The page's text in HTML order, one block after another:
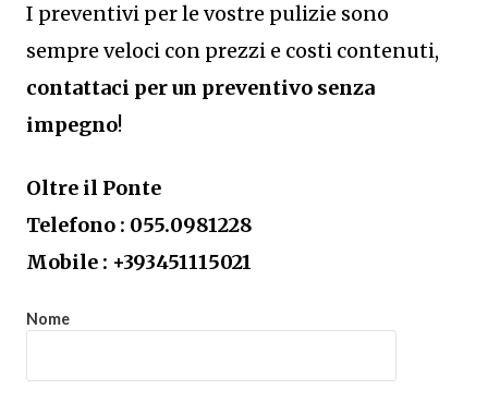
I preventivi per le vostre pulizie sono
sempre veloci con prezzi e costi contenuti,
contattaci per un preventivo senza
impegno!
Oltre il Ponte
Telefono : 055.0981228
Mobile : +393451115021
Nome